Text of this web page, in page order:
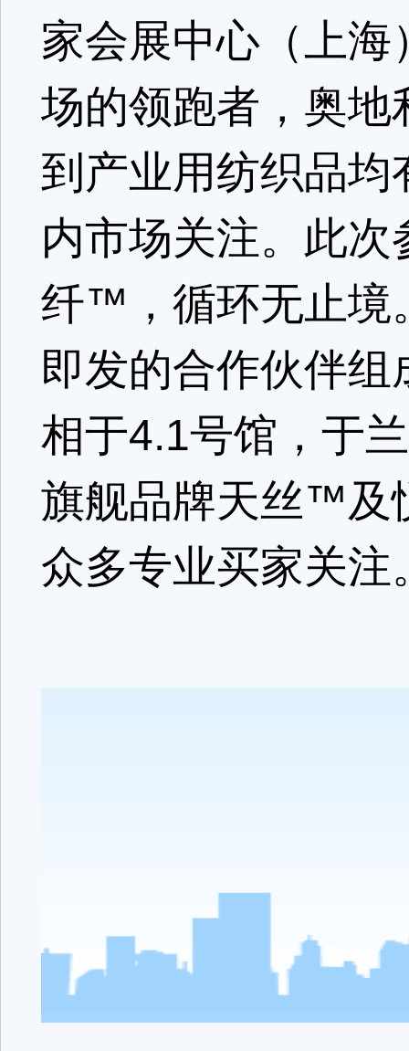
家会展中心（上
场的领跑者，奥
到产业用纺织品
内市场关注。此
纤™，循环无止境
即发的合作伙伴
相于4.1号馆，于
旗舰品牌天丝™及
众多专业买家关注